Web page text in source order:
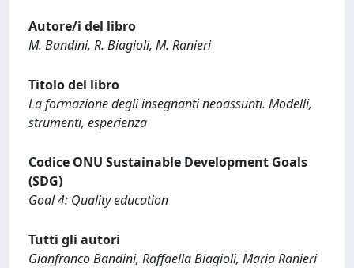
Autore/i del libro
M. Bandini, R. Biagioli, M. Ranieri
Titolo del libro
La formazione degli insegnanti neoassunti. Modelli,
strumenti, esperienza
Codice ONU Sustainable Development Goals
(SDG)
Goal 4: Quality education
Tutti gli autori
Gianfranco Bandini, Raffaella Biagioli, Maria Ranieri